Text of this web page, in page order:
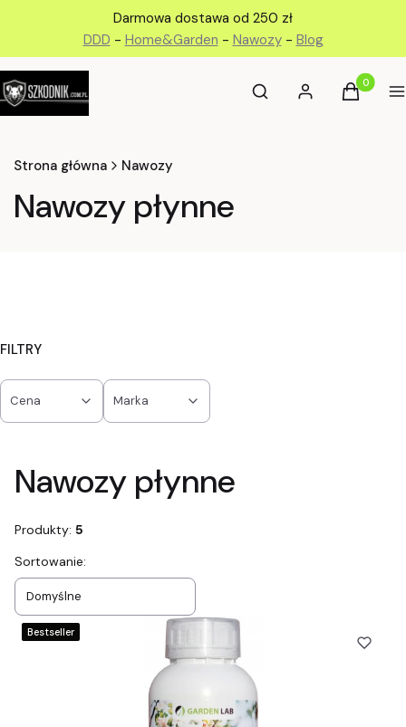
Darmowa dostawa od 250 zł
DDD - Home&Garden - Nawozy- Blog
Otwórz wyszukiwarkę
Szukaj Zaloguj sięProdukty
Koszyk
Strona główna Nawozy
Nawozy płynne
FILTRY
Cena Marka
Nawozy płynne
Produkty: 5
Lista produktów
Sortowanie:
Domyślne
Bestseller